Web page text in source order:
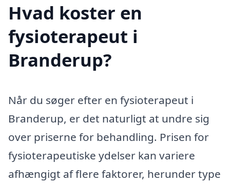
Hvad koster en
fysioterapeut i
Branderup?
Når du søger efter en fysioterapeut i
Branderup, er det naturligt at undre sig
over priserne for behandling. Prisen for
fysioterapeutiske ydelser kan variere
afhængigt af flere faktorer, herunder type